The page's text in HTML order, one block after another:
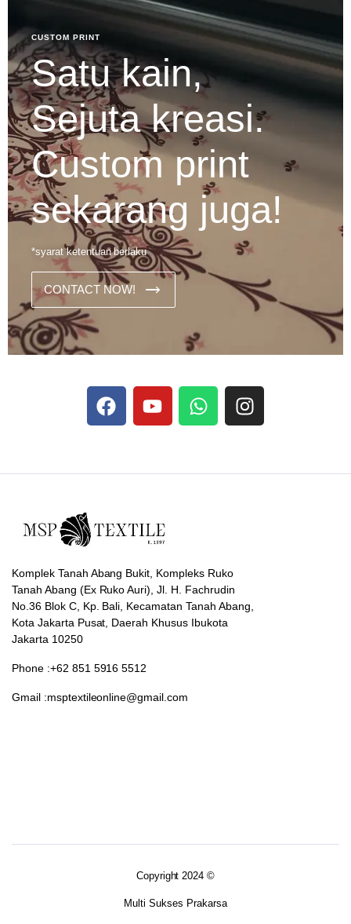
CUSTOM PRINT
Satu kain,
Sejuta kreasi.
Custom print
sekarang juga!
*syarat ketentuan berlaku
CONTACT NOW!
francophones.
Komplek Tanah Abang Bukit, Kompleks Ruko
Tanah Abang (Ex Ruko Auri), Jl. H. Fachrudin
No.36 Blok C, Kp. Bali, Kecamatan Tanah Abang,
Kota Jakarta Pusat, Daerah Khusus Ibukota
Jakarta 10250
Phone :+62 851 5916 5512
Gmail :msptextileonline@gmail.com
Copyright 2024 ©
Multi Sukses Prakarsa